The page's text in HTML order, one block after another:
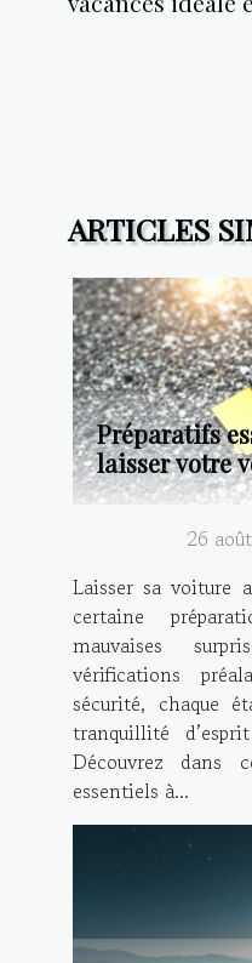
ARTICLES
Préparatifs
laisser votre
26
Laisser sa voiture
certaine
mauvaises
vérifications
sécurité, chaque
tranquillité
Découvrez dans
essentiels à...